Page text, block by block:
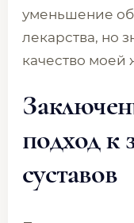
уменьшение
лекарства, но
качество моей
подход к
суставов